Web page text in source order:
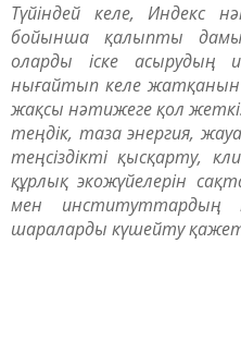
Түйіндей келе, Индекс
бойынша қалыпты
оларды іске асырудың
нығайтып келе жатқанын
жақсы нәтижеге қол
теңдік, таза энергия,
теңсіздікті қысқарту,
құрлық экожүйелерін
мен институттардың
шараларды күшейту